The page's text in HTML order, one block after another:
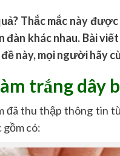
Thắc mắc này
khác nhau. Bài
này, mọi người hãy
trắng dây
đã thu thập thông tin
gồm có: